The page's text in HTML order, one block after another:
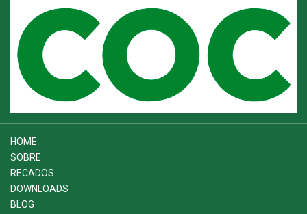
HOME
SOBRE
RECADOS
DOWNLOADS
BLOG